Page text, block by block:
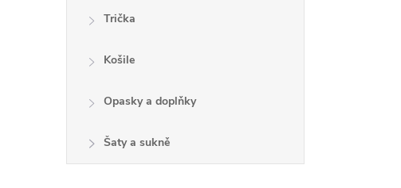
Trička
Košile
Opasky a doplňky
Šaty a sukně